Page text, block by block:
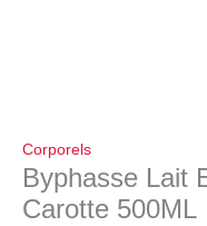
Corporels
Byphasse Lait
Carotte 500ML